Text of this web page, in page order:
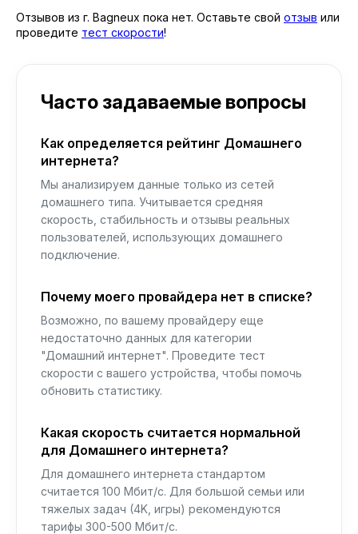
Отзывов из г. Bagneux пока нет. Оставьте свой отзыв или
проведите тест скорости!
Часто задаваемые вопросы
Как определяется рейтинг Домашнего
интернета?
Мы анализируем данные только из сетей
домашнего типа. Учитывается средняя
скорость, стабильность и отзывы реальных
пользователей, использующих домашнего
подключение.
Почему моего провайдера нет в списке?
Возможно, по вашему провайдеру еще
недостаточно данных для категории
"Домашний интернет". Проведите тест
скорости с вашего устройства, чтобы помочь
обновить статистику.
Какая скорость считается нормальной
для Домашнего интернета?
Для домашнего интернета стандартом
считается 100 Мбит/с. Для большой семьи или
тяжелых задач (4K, игры) рекомендуются
тарифы 300-500 Мбит/с.